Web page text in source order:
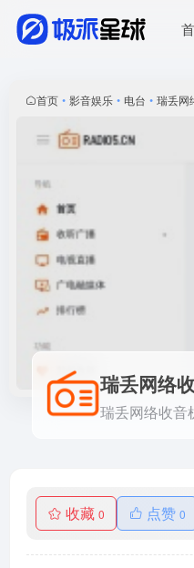
首页 • 影音娱乐 • 电台 • 瑞丢网
瑞丢网络
瑞丢网络收音
收藏 0 点赞 0